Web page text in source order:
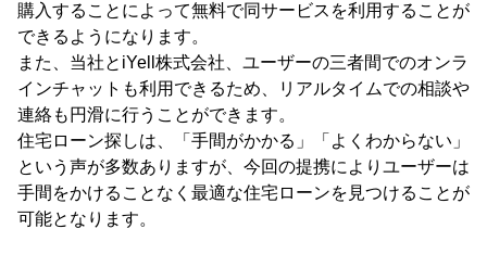
購入することによって無料で同サービスを利用することが
できるようになります。
また、当社とiYell株式会社、ユーザーの三者間でのオンラ
インチャットも利用できるため、リアルタイムでの相談や
連絡も円滑に行うことができます。
住宅ローン探しは、「手間がかかる」「よくわからない」
という声が多数ありますが、今回の提携によりユーザーは
手間をかけることなく最適な住宅ローンを見つけることが
可能となります。